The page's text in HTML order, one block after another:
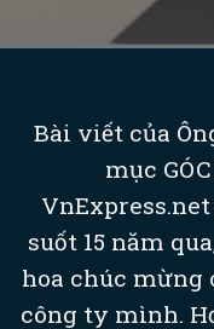
Bài viết của
mục
suốt 15 năm
hoa chúc mừng
công ty mình.